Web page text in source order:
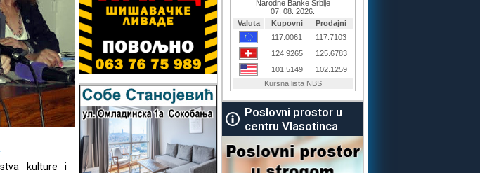
kulture i
Poslovni prostor u
centru Vlasotinca